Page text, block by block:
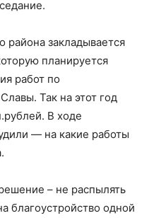
района закладывается
планируется
работ по
Так на этот год
В ходе
— на какие работы
– не распылять
благоустройство одной